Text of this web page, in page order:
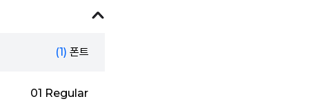
(1) 폰트
01 Regular